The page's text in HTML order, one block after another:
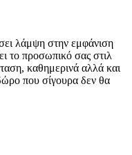
λάμψη στην εμφάνιση
το προσωπικό σας στιλ
καθημερινά αλλά και
που σίγουρα δεν θα